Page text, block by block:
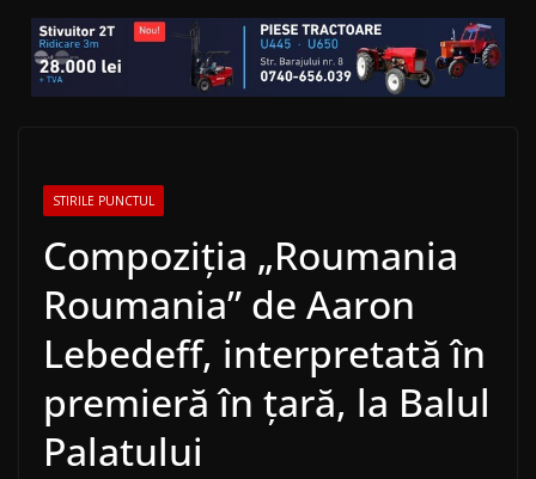
STIRILE PUNCTUL
Compoziţia „Roumania
Roumania” de Aaron
Lebedeff, interpretată în
premieră în ţară, la Balul
Palatului